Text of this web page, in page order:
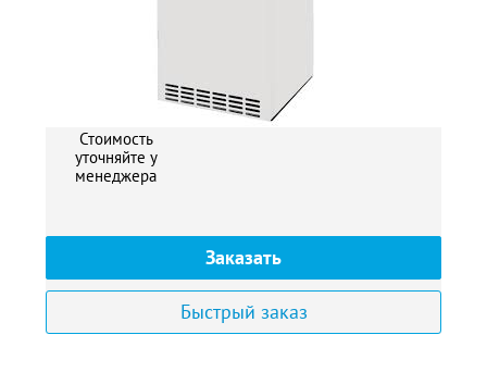
Стоимость
уточняйте у
менеджера
Заказать
Быстрый заказ